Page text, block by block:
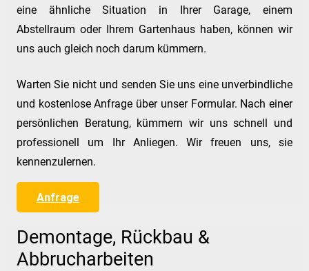
eine ähnliche Situation in Ihrer Garage, einem
Abstellraum oder Ihrem Gartenhaus haben, können wir
uns auch gleich noch darum kümmern.
Warten Sie nicht und senden Sie uns eine unverbindliche
und kostenlose Anfrage über unser Formular. Nach einer
persönlichen Beratung, kümmern wir uns schnell und
professionell um Ihr Anliegen. Wir freuen uns, sie
kennenzulernen.
Anfrage
Demontage, Rückbau &
Abbrucharbeiten